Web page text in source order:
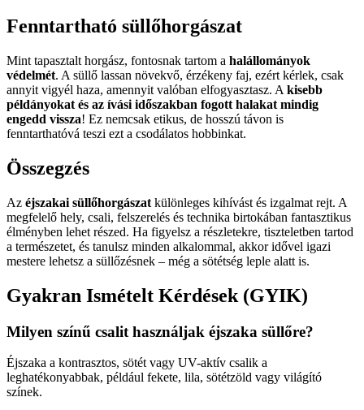
Fenntartható süllőhorgászat
Mint tapasztalt horgász, fontosnak tartom a halállományok
védelmét. A süllő lassan növekvő, érzékeny faj, ezért kérlek, csak
annyit vigyél haza, amennyit valóban elfogyasztasz. A kisebb
példányokat és az ívási időszakban fogott halakat mindig
engedd vissza! Ez nemcsak etikus, de hosszú távon is
fenntarthatóvá teszi ezt a csodálatos hobbinkat.
Összegzés
Az éjszakai süllőhorgászat különleges kihívást és izgalmat rejt. A
megfelelő hely, csali, felszerelés és technika birtokában fantasztikus
élményben lehet részed. Ha figyelsz a részletekre, tiszteletben tartod
a természetet, és tanulsz minden alkalommal, akkor idővel igazi
mestere lehetsz a süllőzésnek – még a sötétség leple alatt is.
Gyakran Ismételt Kérdések (GYIK)
Milyen színű csalit használjak éjszaka süllőre?
Éjszaka a kontrasztos, sötét vagy UV-aktív csalik a
leghatékonyabbak, például fekete, lila, sötétzöld vagy világító
színek.